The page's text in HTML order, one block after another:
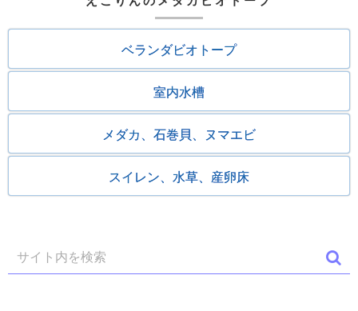
ベランダビオトープ
室内水槽
メダカ、石巻貝、ヌマエビ
スイレン、水草、産卵床